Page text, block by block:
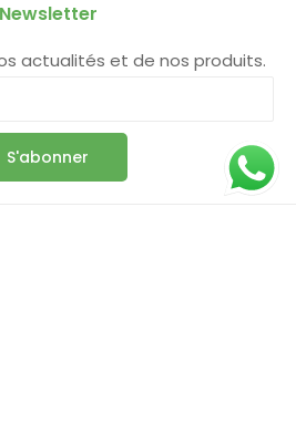
Newsletter
actualités et de nos produits.
S'abonner